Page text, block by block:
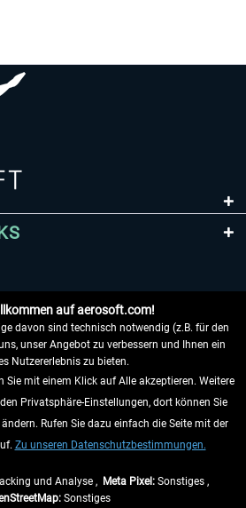
auf aerosoft.com!
davon sind technisch notwendig (z.B. für den
unser Angebot zu verbessern und Ihnen ein
Nutzererlebnis zu bieten.
Sie mit einem Klick auf Alle akzeptieren. Weitere
Privatsphäre-Einstellungen, dort können Sie
Rufen Sie dazu einfach die Seite mit der
Zu unseren Datenschutzbestimmungen.
und Analyse , Meta Pixel:Sonstiges ,
Sonstiges